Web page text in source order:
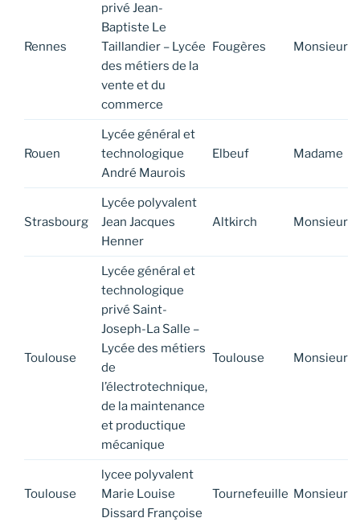
Rennes
privé Jean-
Baptiste Le
Taillandier – Lycée
des métiers de la
vente et du
commerce
Fougères Monsieur
Rouen
Lycée général et
technologique
André Maurois
Elbeuf Madame
Strasbourg
Lycée polyvalent
Jean Jacques
Henner
Altkirch Monsieur
Toulouse
Lycée général et
technologique
privé Saint-
Joseph-La Salle –
Lycée des métiers
de
l’électrotechnique,
de la maintenance
et productique
mécanique
Toulouse Monsieur
Toulouse
lycee polyvalent
Marie Louise
Dissard Françoise
Tournefeuille Monsieur